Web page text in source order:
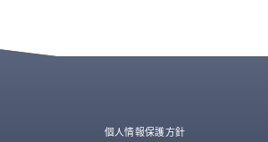
個人情報保護方針